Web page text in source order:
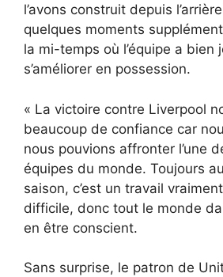
l’avons construit depuis
quelques moments
la mi-temps où l’équipe a bien
s’améliorer en possession.
« La victoire contre Liverpool
beaucoup de confiance car
nous pouvions affronter l’une
équipes du monde. Toujours
saison, c’est un travail
difficile, donc tout le monde
en être conscient.
Sans surprise, le patron de